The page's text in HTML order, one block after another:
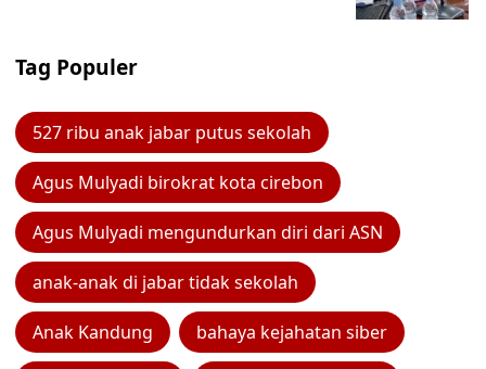
Tag Populer
527 ribu anak jabar putus sekolah
Agus Mulyadi birokrat kota cirebon
Agus Mulyadi mengundurkan diri dari ASN
anak-anak di jabar tidak sekolah
Anak Kandung bahaya kejahatan siber